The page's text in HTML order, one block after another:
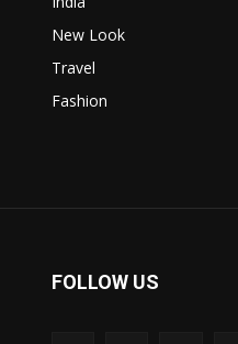
New Look
Travel
Fashion
FOLLOW US